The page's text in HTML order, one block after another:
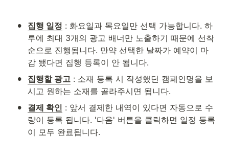
• 집행 일정 : 화요일과 목요일만 선택 가능합니다. 하
루에 최대 3개의 광고 배너만 노출하기 때문에 선착
순으로 진행됩니다. 만약 선택한 날짜가 예약이 마
감 됐다면 집행 등록이 안 됩니다.
• 집행할 광고 : 소재 등록 시 작성했던 캠페인명을 보
시고 원하는 소재를 골라주시면 됩니다.
• 결제 확인 : 앞서 결제한 내역이 있다면 자동으로 수
량이 등록 됩니다. '다음' 버튼을 클릭하면 일정 등록
이 모두 완료됩니다.